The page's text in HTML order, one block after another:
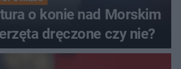
o konie nad Morskim
dręczone czy nie?